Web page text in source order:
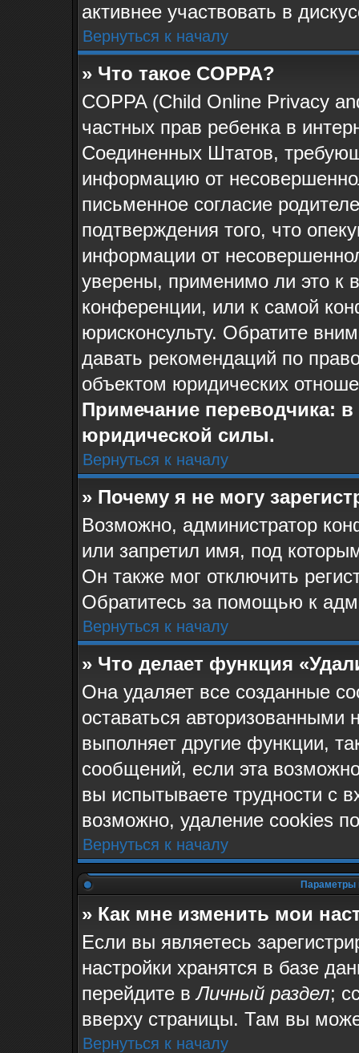
активнее участвовать в
Вернуться к началу
» Что такое COPPA?
COPPA (Child Online Privacy
частных прав ребенка в
Соединенных Штатов,
информацию от
письменное согласие
подтверждения того, что
информации от
уверены, применимо ли это к
конференции, или к самой
юрисконсульту. Обратите
давать рекомендаций по
объектом юридических
Примечание переводчика:
юридической силы.
Вернуться к началу
» Почему я не могу
Возможно, администратор
или запретил имя, под
Он также мог отключить
Обратитесь за помощью к
Вернуться к началу
» Что делает функция
Она удаляет все созданные
оставаться авторизованными
выполняет другие функции,
сообщений, если эта
вы испытываете трудности с
возможно, удаление cookies
Вернуться к началу
Параметры
» Как мне изменить мои
Если вы являетесь
настройки хранятся в базе
перейдите вЛичный раздел;
вверху страницы. Там вы
Вернуться к началу